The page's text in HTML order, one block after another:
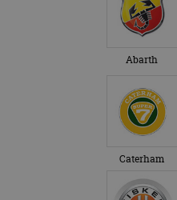
Abarth
Caterham